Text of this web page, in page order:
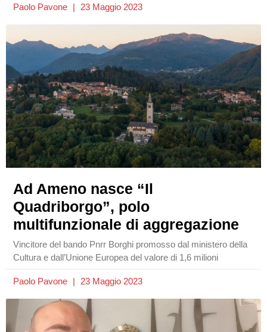
Paolo Pavone 23 Maggio 2023
Ad Ameno nasce “Il
Quadriborgo”, polo
multifunzionale di aggregazione
Vincitore del bando Pnrr Borghi promosso dal ministero della
Cultura e dall’Unione Europea del valore di 1,6 milioni
Paolo Pavone 23 Maggio 2023